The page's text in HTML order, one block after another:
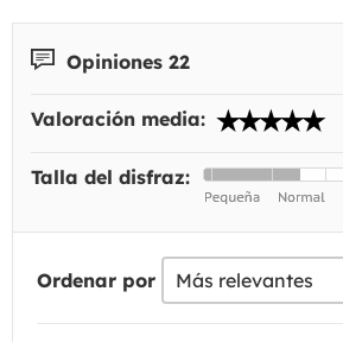
Opiniones 22
Valoración media:
Talla del disfraz:
Ordenar por